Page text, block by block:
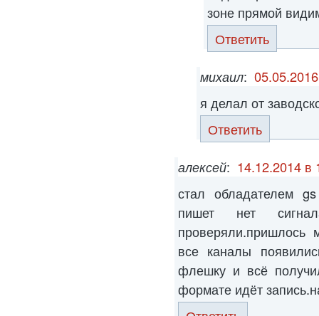
зоне прямой
Ответить
михаил:
я делал от
Ответить
алексей: 14.12.2014 в
стал обладателем
пишет нет
проверяли.пришлось
все каналы
флешку и всё
формате идёт